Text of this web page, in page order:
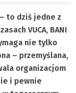
to dziś jedne z
VUCA, BANI
nie tylko
– przemyślana,
organizacjom
i pewnie